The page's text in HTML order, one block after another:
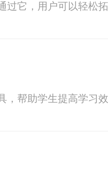
它，用户可以轻松
帮助学生提高学习